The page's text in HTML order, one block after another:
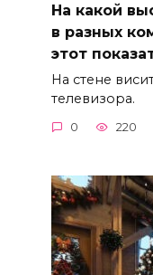
На какой
в разных
этот
На стене
телевизора.
0 220